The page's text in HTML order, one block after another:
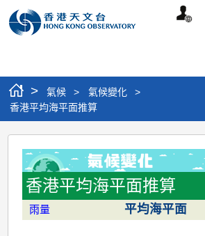
個
> 氣候 > 氣候變化
>
香港平均海平面推算
香
港
平香港平均海平面推算
雨量 平均海平面